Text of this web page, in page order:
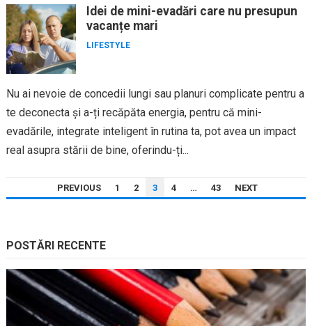
Idei de mini-evadări care nu presupun
vacanțe mari
LIFESTYLE
Nu ai nevoie de concedii lungi sau planuri complicate pentru a
te deconecta și a-ți recăpăta energia, pentru că mini-
evadările, integrate inteligent în rutina ta, pot avea un impact
real asupra stării de bine, oferindu-ți...
PAGINAȚIE
ARTICOLE
PREVIOUS 1 2 3 4 … 43 NEXT
POSTĂRI RECENTE